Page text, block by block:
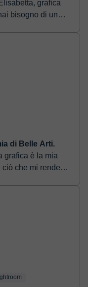
bisogno di un
di Belle Arti.
che mi rende